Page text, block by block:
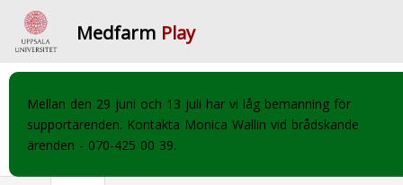
Medfarm Play
Mellan den 29 juni och 13 juli har vi låg bemanning för
supportärenden. Kontakta Monica Wallin vid brådskande
ärenden - 070-425 00 39.